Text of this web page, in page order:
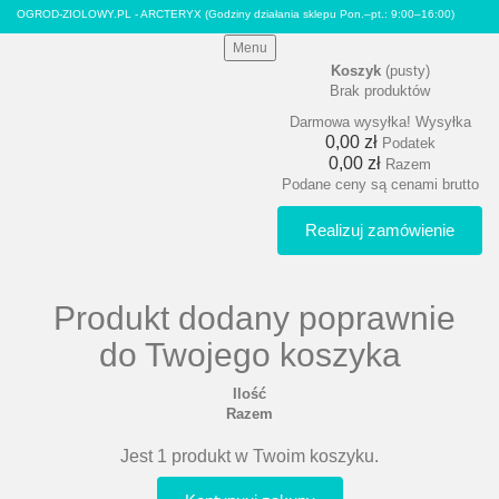
OGROD-ZIOLOWY.PL - ARCTERYX (Godziny działania sklepu Pon.–pt.: 9:00–16:00)
Menu
Koszyk (pusty)
Brak produktów
Darmowa wysyłka! Wysyłka
0,00 zł Podatek
0,00 zł Razem
Podane ceny są cenami brutto
Realizuj zamówienie
Produkt dodany poprawnie
do Twojego koszyka
Ilość
Razem
Jest 1 produkt w Twoim koszyku.